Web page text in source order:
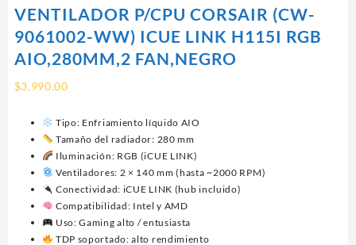
VENTILADOR P/CPU CORSAIR (CW-
9061002-WW) ICUE LINK H115I RGB
AIO,280MM,2 FAN,NEGRO
$3,990.00
Tipo: Enfriamiento líquido AIO
Tamaño del radiador: 280 mm
Iluminación: RGB (iCUE LINK)
Ventiladores: 2 × 140 mm (hasta ~2000 RPM)
Conectividad: iCUE LINK (hub incluido)
Compatibilidad: Intel y AMD
Uso: Gaming alto / entusiasta
TDP soportado: alto rendimiento